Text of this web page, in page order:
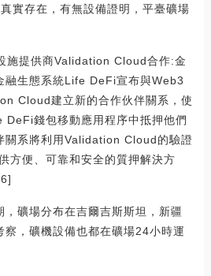
實存在，有無設備證明，平臺礦場
施提供商Validation Cloud合作:金
融生態系統Life DeFi宣布與Web3
Cloud建立新的合作伙伴關系，使
DeFi錢包移動應用程序中抵押他們
關系將利用Validation Cloud的驗證
方便、可靠和安全的質押解決方
礦場分布在吉爾吉斯斯坦，新疆
察，礦機設備也都在礦場24小時運